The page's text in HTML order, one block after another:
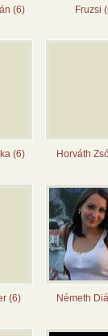
(6) Fruzsi
(6) Horváth
(6) Németh